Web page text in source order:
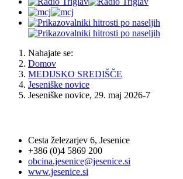
Nahajate se:
Domov
MEDIJSKO SREDIŠČE
Jeseniške novice
Jeseniške novice, 29. maj 2026-7
Cesta železarjev 6, Jesenice
+386 (0)4 5869 200
obcina.jesenice@jesenice.si
www.jesenice.si